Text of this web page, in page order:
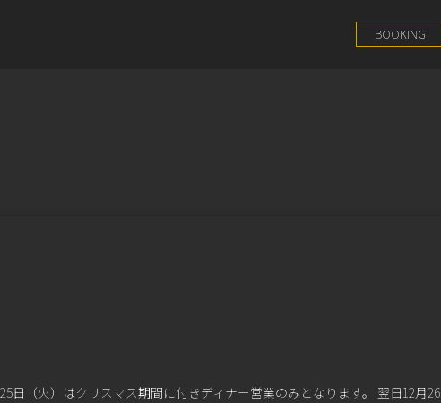
BOOKING
日（火）はクリスマス期間に付きディナー営業のみとなります。 翌日12月26